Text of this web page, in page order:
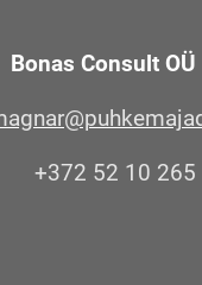
Bonas Consult
+372 52 10 265